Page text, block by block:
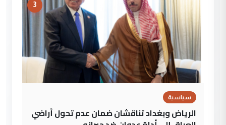
3
سياسية
الرياض وبغداد تناقشان ضمان عدم تحول أراضي